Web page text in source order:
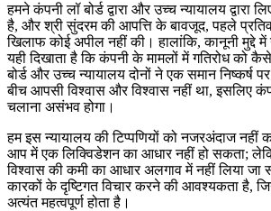
हमने कंपनी लॉ बोर्ड द्वारा और उच्च न्यायालय द्वारा
है, और श्री सुंदरम की आपत्ति के बावजूद, पहले
खिलाफ कोई अपील नहीं की। हालांकि, कानूनी मुद्दे
यही दिखाता है कि कंपनी के मामलों में गतिरोध को
बोर्ड और उच्च न्यायालय दोनों ने एक समान निष्कर्ष
बीच आपसी विश्वास और विश्वास नहीं था, इसलिए
चलाना असंभव होगा।
हम इस न्यायालय की टिप्पणियों को नजरअंदाज
आप में एक लिक्विडेशन का आधार नहीं हो सकता;
विश्वास की कमी का आधार अलगाव में नहीं लिया
कारकों के दृष्टिगत विचार करने की आवश्यकता है,
अत्यंत महत्वपूर्ण होता है।